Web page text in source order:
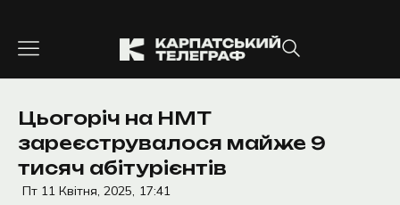
вмісту
Цьогоріч на НМТ
зареєструвалося майже 9
тисяч абітурієнтів
Пт 11 Квітня, 2025, 17:41